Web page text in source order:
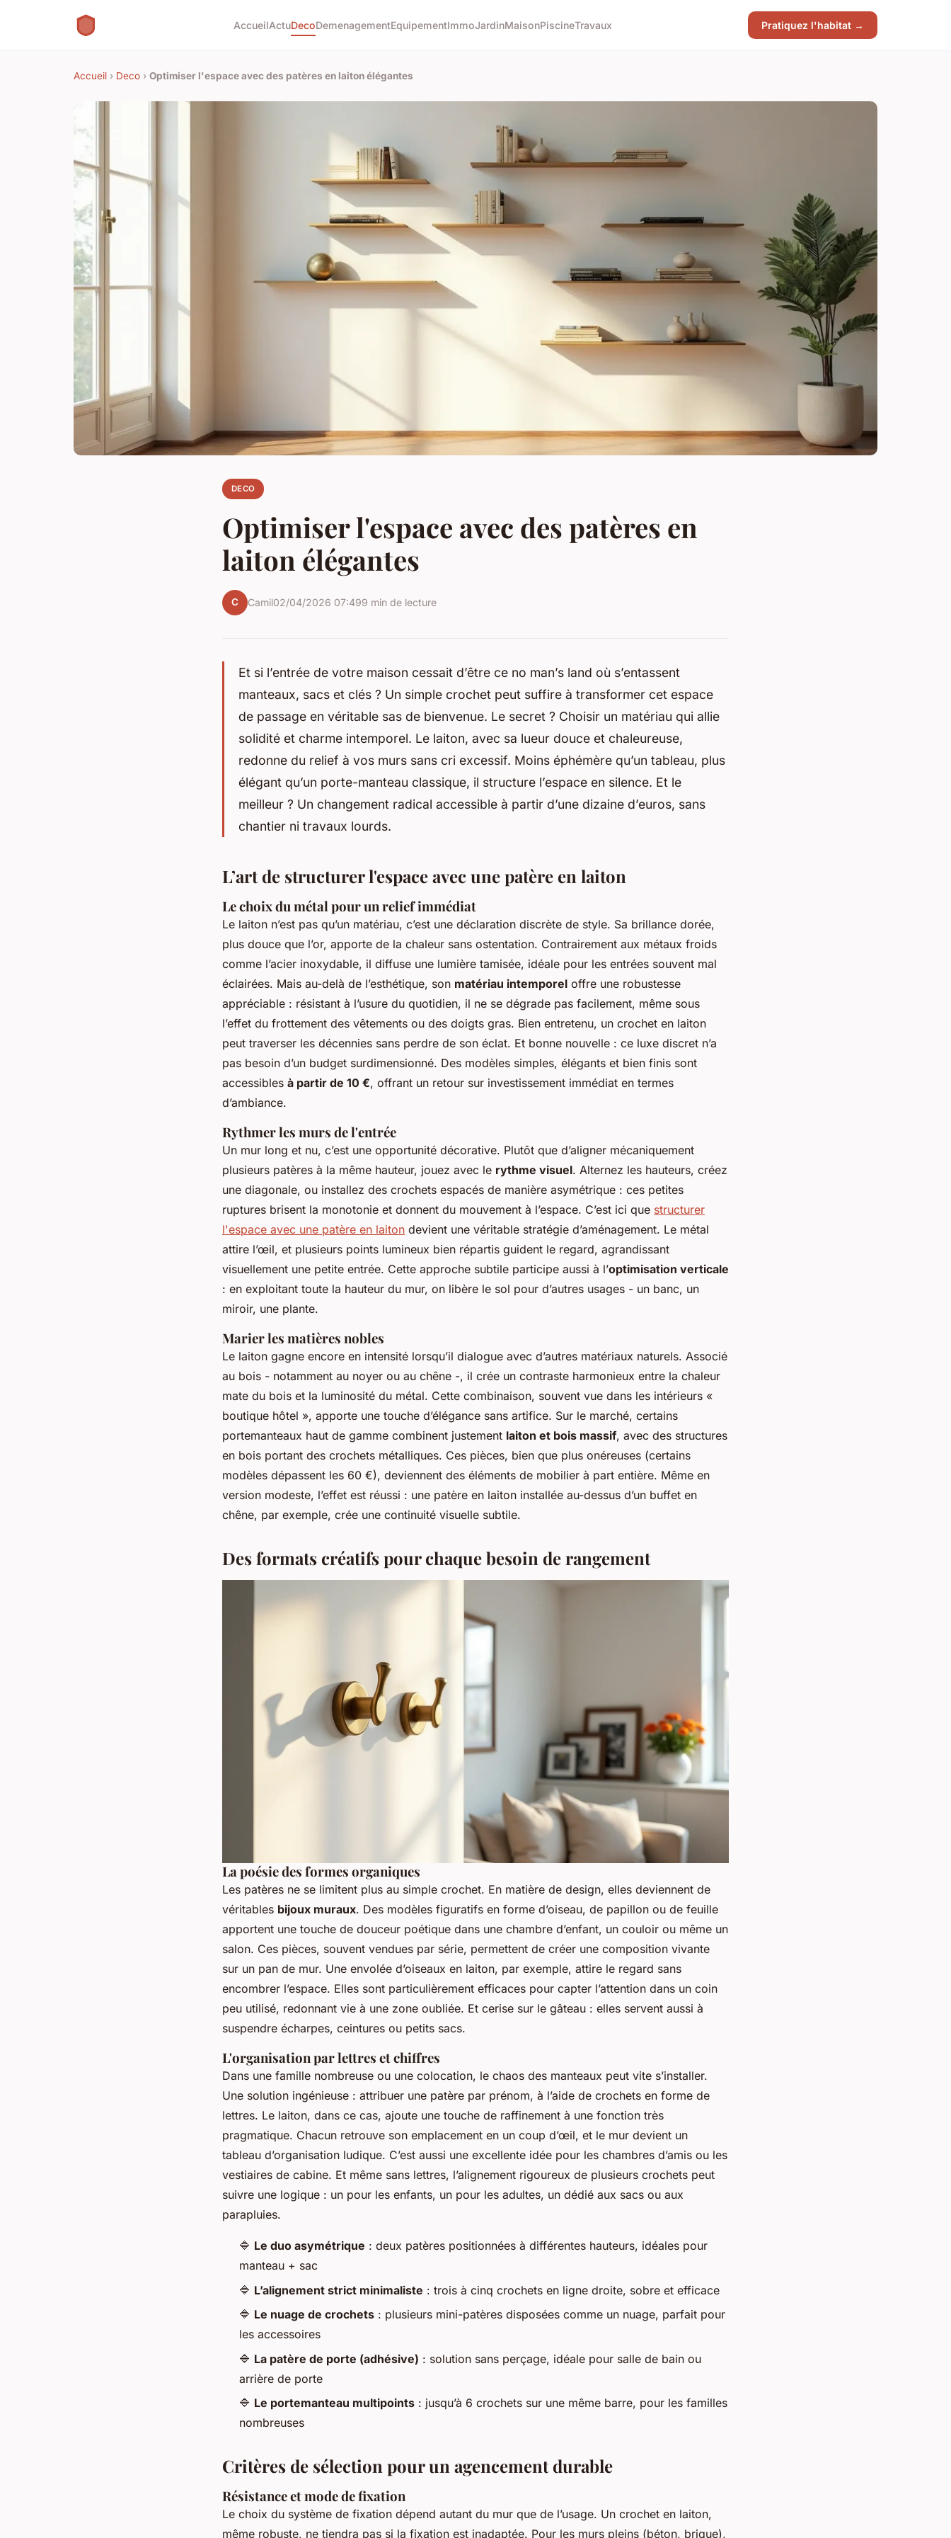
AccueilActuDecoDemenagementEquipementImmoJardinMaisonPiscineTravaux Pratiquez l'habitat →
Accueil › Deco › Optimiser l'espace avec des patères en laiton élégantes
DECO
Optimiser l'espace avec des patères en
laiton élégantes
C Camil02/04/2026 07:499 min de lecture
Et si l’entrée de votre maison cessait d’être ce no man’s land où s’entassent
manteaux, sacs et clés ? Un simple crochet peut suffire à transformer cet espace
de passage en véritable sas de bienvenue. Le secret ? Choisir un matériau qui allie
solidité et charme intemporel. Le laiton, avec sa lueur douce et chaleureuse,
redonne du relief à vos murs sans cri excessif. Moins éphémère qu’un tableau, plus
élégant qu’un porte-manteau classique, il structure l’espace en silence. Et le
meilleur ? Un changement radical accessible à partir d’une dizaine d’euros, sans
chantier ni travaux lourds.
L’art de structurer l'espace avec une patère en laiton
Le choix du métal pour un relief immédiat
Le laiton n’est pas qu’un matériau, c’est une déclaration discrète de style. Sa brillance dorée,
plus douce que l’or, apporte de la chaleur sans ostentation. Contrairement aux métaux froids
comme l’acier inoxydable, il diffuse une lumière tamisée, idéale pour les entrées souvent mal
éclairées. Mais au-delà de l’esthétique, son matériau intemporel offre une robustesse
appréciable : résistant à l’usure du quotidien, il ne se dégrade pas facilement, même sous
l’effet du frottement des vêtements ou des doigts gras. Bien entretenu, un crochet en laiton
peut traverser les décennies sans perdre de son éclat. Et bonne nouvelle : ce luxe discret n’a
pas besoin d’un budget surdimensionné. Des modèles simples, élégants et bien finis sont
accessibles à partir de 10 €, offrant un retour sur investissement immédiat en termes
d’ambiance.
Rythmer les murs de l'entrée
Un mur long et nu, c’est une opportunité décorative. Plutôt que d’aligner mécaniquement
plusieurs patères à la même hauteur, jouez avec le rythme visuel. Alternez les hauteurs, créez
une diagonale, ou installez des crochets espacés de manière asymétrique : ces petites
ruptures brisent la monotonie et donnent du mouvement à l’espace. C’est ici que structurer
l'espace avec une patère en laiton devient une véritable stratégie d’aménagement. Le métal
attire l’œil, et plusieurs points lumineux bien répartis guident le regard, agrandissant
visuellement une petite entrée. Cette approche subtile participe aussi à l’optimisation verticale
: en exploitant toute la hauteur du mur, on libère le sol pour d’autres usages - un banc, un
miroir, une plante.
Marier les matières nobles
Le laiton gagne encore en intensité lorsqu’il dialogue avec d’autres matériaux naturels. Associé
au bois - notamment au noyer ou au chêne -, il crée un contraste harmonieux entre la chaleur
mate du bois et la luminosité du métal. Cette combinaison, souvent vue dans les intérieurs «
boutique hôtel », apporte une touche d’élégance sans artifice. Sur le marché, certains
portemanteaux haut de gamme combinent justement laiton et bois massif, avec des structures
en bois portant des crochets métalliques. Ces pièces, bien que plus onéreuses (certains
modèles dépassent les 60 €), deviennent des éléments de mobilier à part entière. Même en
version modeste, l’effet est réussi : une patère en laiton installée au-dessus d’un buffet en
chêne, par exemple, crée une continuité visuelle subtile.
Des formats créatifs pour chaque besoin de rangement
La poésie des formes organiques
Les patères ne se limitent plus au simple crochet. En matière de design, elles deviennent de
véritables bijoux muraux. Des modèles figuratifs en forme d’oiseau, de papillon ou de feuille
apportent une touche de douceur poétique dans une chambre d’enfant, un couloir ou même un
salon. Ces pièces, souvent vendues par série, permettent de créer une composition vivante
sur un pan de mur. Une envolée d’oiseaux en laiton, par exemple, attire le regard sans
encombrer l’espace. Elles sont particulièrement efficaces pour capter l’attention dans un coin
peu utilisé, redonnant vie à une zone oubliée. Et cerise sur le gâteau : elles servent aussi à
suspendre écharpes, ceintures ou petits sacs.
L'organisation par lettres et chiffres
Dans une famille nombreuse ou une colocation, le chaos des manteaux peut vite s’installer.
Une solution ingénieuse : attribuer une patère par prénom, à l’aide de crochets en forme de
lettres. Le laiton, dans ce cas, ajoute une touche de raffinement à une fonction très
pragmatique. Chacun retrouve son emplacement en un coup d’œil, et le mur devient un
tableau d’organisation ludique. C’est aussi une excellente idée pour les chambres d’amis ou les
vestiaires de cabine. Et même sans lettres, l’alignement rigoureux de plusieurs crochets peut
suivre une logique : un pour les enfants, un pour les adultes, un dédié aux sacs ou aux
parapluies.
🔷 Le duo asymétrique : deux patères positionnées à différentes hauteurs, idéales pour
manteau + sac
🔷 L’alignement strict minimaliste : trois à cinq crochets en ligne droite, sobre et efficace
🔷 Le nuage de crochets : plusieurs mini-patères disposées comme un nuage, parfait pour
les accessoires
🔷 La patère de porte (adhésive) : solution sans perçage, idéale pour salle de bain ou
arrière de porte
🔷 Le portemanteau multipoints : jusqu’à 6 crochets sur une même barre, pour les familles
nombreuses
Critères de sélection pour un agencement durable
Résistance et mode de fixation
Le choix du système de fixation dépend autant du mur que de l’usage. Un crochet en laiton,
même robuste, ne tiendra pas si la fixation est inadaptée. Pour les murs pleins (béton, brique),